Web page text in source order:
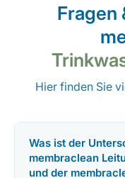
Fragen
Hier finden Sie
Was ist der
membraclean
und der